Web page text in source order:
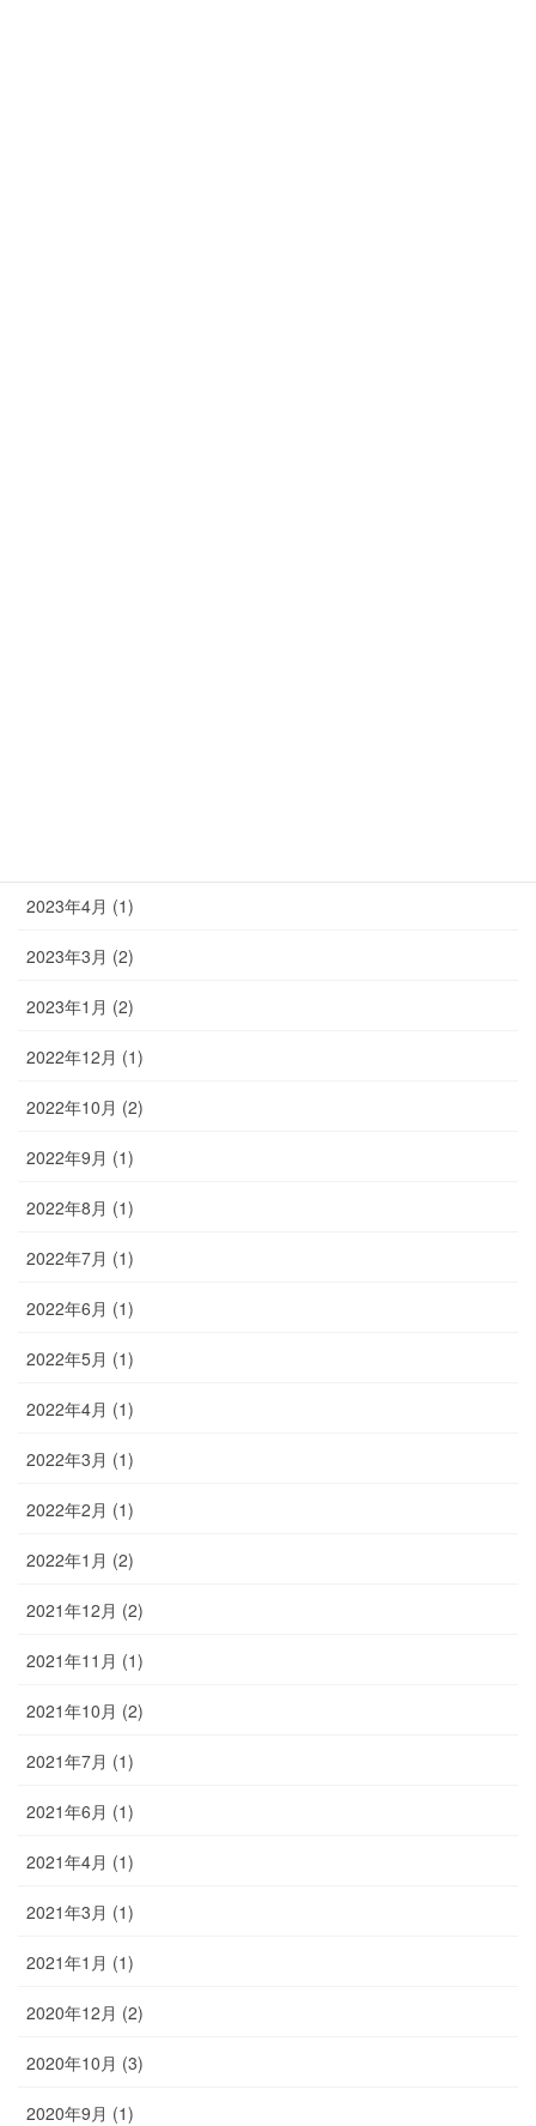
2023年4月 (1)
2023年3月 (2)
2023年1月 (2)
2022年12月 (1)
2022年10月 (2)
2022年9月 (1)
2022年8月 (1)
2022年7月 (1)
2022年6月 (1)
2022年5月 (1)
2022年4月 (1)
2022年3月 (1)
2022年2月 (1)
2022年1月 (2)
2021年12月 (2)
2021年11月 (1)
2021年10月 (2)
2021年7月 (1)
2021年6月 (1)
2021年4月 (1)
2021年3月 (1)
2021年1月 (1)
2020年12月 (2)
2020年10月 (3)
2020年9月 (1)